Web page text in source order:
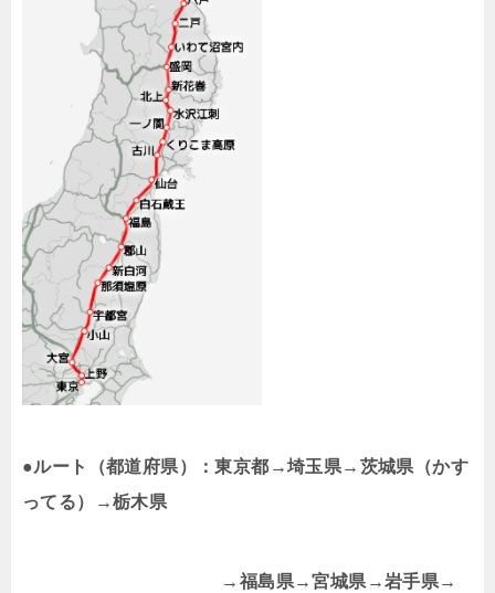
●ルート（都道府県）：東京都→埼玉県→茨城県（かす
ってる）→栃木県
→福島県→宮城県→岩手県→